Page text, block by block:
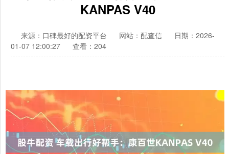
KANPAS V40
来源：口碑最好的配资平台 网站：配查信
日期：2026-
01-07 12:00:27
查看：204